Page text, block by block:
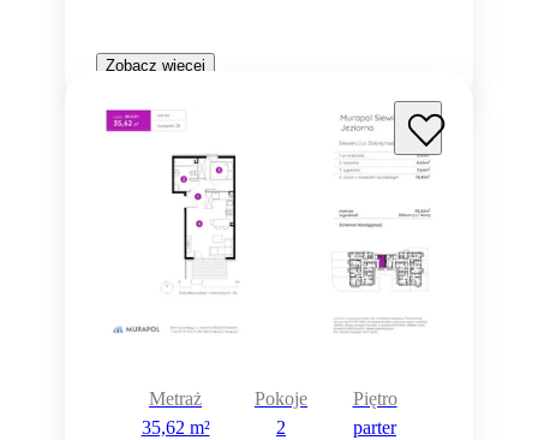
Zobacz więcej
Metraż
35,62 m²
Pokoje
2
Piętro
parter